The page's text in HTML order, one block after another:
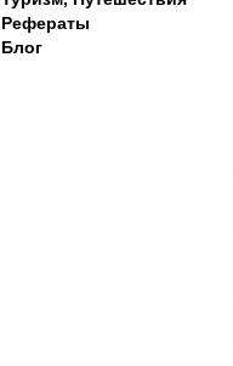
Рефераты
Блог